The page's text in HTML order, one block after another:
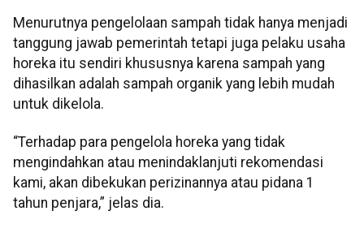
Menurutnya pengelolaan sampah tidak hanya menjadi
tanggung jawab pemerintah tetapi juga pelaku usaha
horeka itu sendiri khususnya karena sampah yang
dihasilkan adalah sampah organik yang lebih mudah
untuk dikelola.
“Terhadap para pengelola horeka yang tidak
mengindahkan atau menindaklanjuti rekomendasi
kami, akan dibekukan perizinannya atau pidana 1
tahun penjara,” jelas dia.